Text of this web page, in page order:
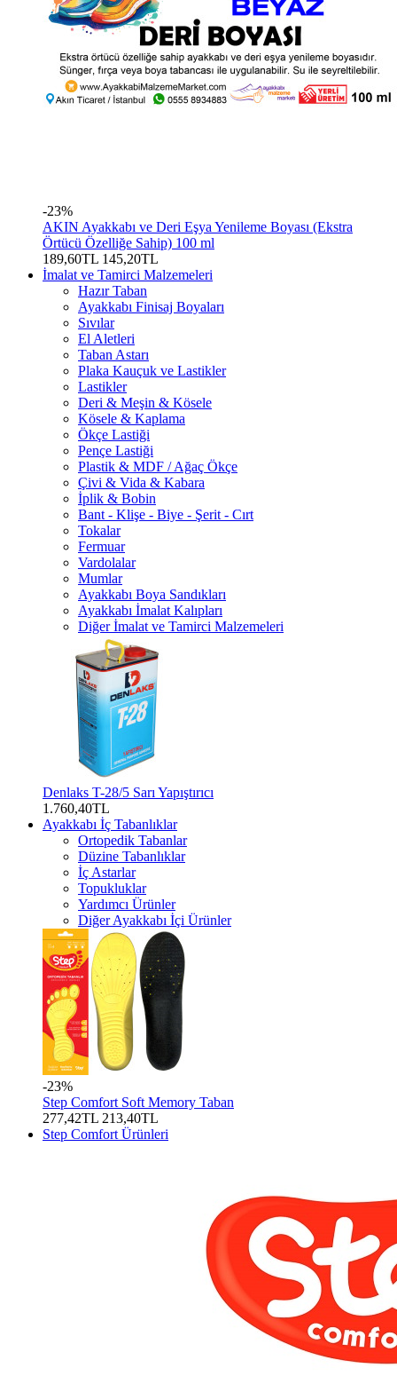
-23%
AKIN Ayakkabı ve Deri Eşya Yenileme Boyası (Ekstra
Örtücü Özelliğe Sahip) 100 ml
189,60TL 145,20TL
İmalat ve Tamirci Malzemeleri
Hazır Taban
Ayakkabı Finisaj Boyaları
Sıvılar
El Aletleri
Taban Astarı
Plaka Kauçuk ve Lastikler
Lastikler
Deri & Meşin & Kösele
Kösele & Kaplama
Ökçe Lastiği
Pençe Lastiği
Plastik & MDF / Ağaç Ökçe
Çivi & Vida & Kabara
İplik & Bobin
Bant - Klişe - Biye - Şerit - Cırt
Tokalar
Fermuar
Vardolalar
Mumlar
Ayakkabı Boya Sandıkları
Ayakkabı İmalat Kalıpları
Diğer İmalat ve Tamirci Malzemeleri
Denlaks T-28/5 Sarı Yapıştırıcı
1.760,40TL
Ayakkabı İç Tabanlıklar
Ortopedik Tabanlar
Düzine Tabanlıklar
İç Astarlar
Topukluklar
Yardımcı Ürünler
Diğer Ayakkabı İçi Ürünler
-23%
Step Comfort Soft Memory Taban
277,42TL 213,40TL
Step Comfort Ürünleri